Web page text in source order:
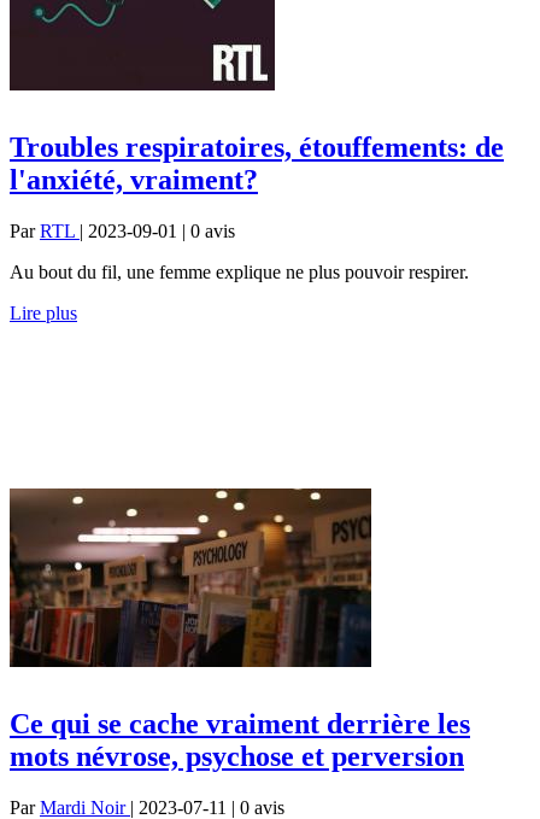
Troubles respiratoires, étouffements: de
l'anxiété, vraiment?
ParRTL | 2023-09-01 | 0 avis
Au bout du fil, une femme explique ne plus pouvoir respirer.
Lire plus
Ce qui se cache vraiment derrière les
mots névrose, psychose et perversion
ParMardi Noir | 2023-07-11 | 0 avis